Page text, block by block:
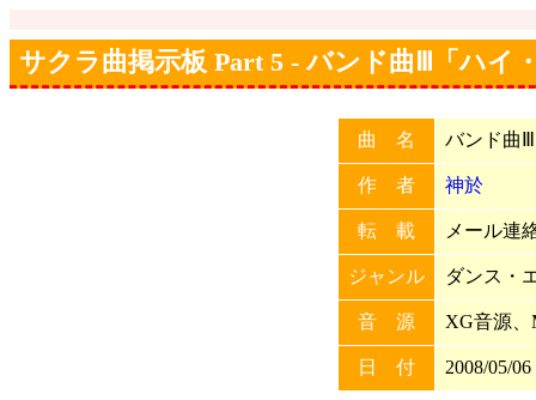
サクラ曲掲示板 Part 5 - バンド曲Ⅲ「ハイ
曲 名 バンド曲
作 者 神於
転 載 メール連
ジャンル ダンス・
音 源 XG音源
日 付 2008/05/